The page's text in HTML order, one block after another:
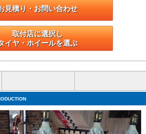
見積り・お問い合わせ
取付店に選択し
イヤ・ホイールを選ぶ